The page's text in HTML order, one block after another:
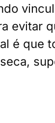
evitar
é que